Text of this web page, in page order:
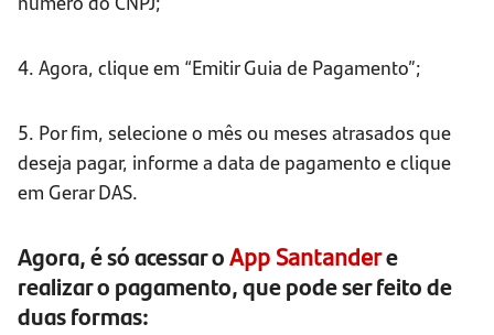
4. Agora, clique em “Emitir Guia de Pagamento”;
5. Por fim, selecione o mês ou meses atrasados que
deseja pagar, informe a data de pagamento e clique
em Gerar DAS.
Agora, é só acessar oApp Santandere
realizar o pagamento, que pode ser feito de
duas formas: